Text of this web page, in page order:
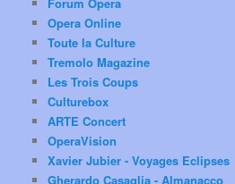
Opera Online
Toute la Culture
Tremolo Magazine
Les Trois Coups
Culturebox
ARTE Concert
OperaVision
Xavier Jubier - Voyages Eclipses
Gherardo Casaglia - Almanacco